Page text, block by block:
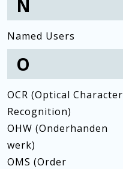
N
Named Users
O
OCR (Optical Character
Recognition)
OHW (Onderhanden
werk)
OMS (Order